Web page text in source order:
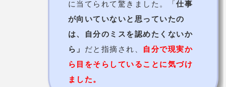
28歳 女性
お見合いしたばかりでお付き合い
これからって人に結婚を申し込ま
れ、相性を見てもらいました。結